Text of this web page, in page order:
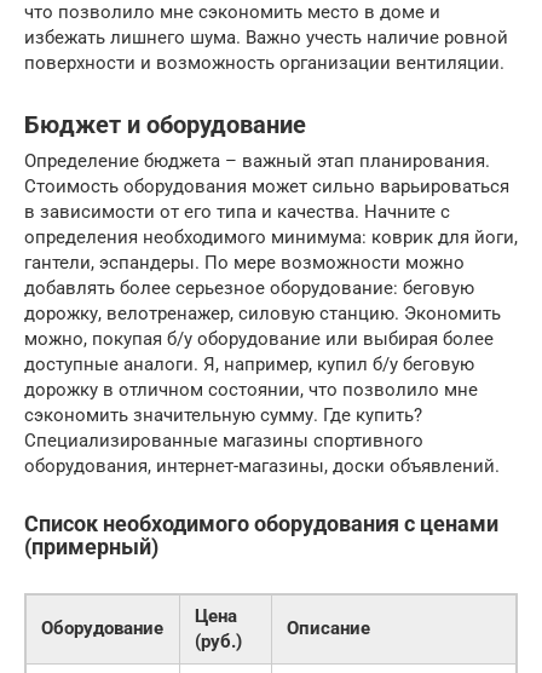
что позволило мне сэкономить место в доме и
избежать лишнего шума. Важно учесть наличие ровной
поверхности и возможность организации вентиляции.
Бюджет и оборудование
Определение бюджета – важный этап планирования.
Стоимость оборудования может сильно варьироваться
в зависимости от его типа и качества. Начните с
определения необходимого минимума: коврик для йоги,
гантели, эспандеры. По мере возможности можно
добавлять более серьезное оборудование: беговую
дорожку, велотренажер, силовую станцию. Экономить
можно, покупая б/у оборудование или выбирая более
доступные аналоги. Я, например, купил б/у беговую
дорожку в отличном состоянии, что позволило мне
сэкономить значительную сумму. Где купить?
Специализированные магазины спортивного
оборудования, интернет-магазины, доски объявлений.
Список необходимого оборудования с ценами
(примерный)
Оборудование
Цена
(руб.)
Описание